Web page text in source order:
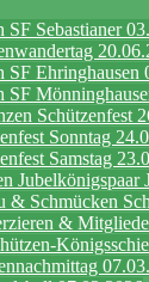
SF Sebastianer
SF Ehringhausen
SF
Schützenfest
Sonntag
Samstag
Jubelkönigspaar
& Schmücken
&